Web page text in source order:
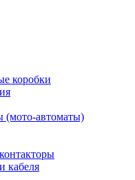
коробки
(мото-автоматы)
кабеля